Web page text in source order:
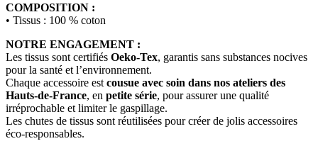
COMPOSITION :
• Tissus : 100 % coton
NOTRE ENGAGEMENT :
Les tissus sont certifiés Oeko-Tex, garantis sans substances nocives
pour la santé et l’environnement.
Chaque accessoire est cousue avec soin dans nos ateliers des
Hauts-de-France, en petite série, pour assurer une qualité
irréprochable et limiter le gaspillage.
Les chutes de tissus sont réutilisées pour créer de jolis accessoires
éco-responsables.